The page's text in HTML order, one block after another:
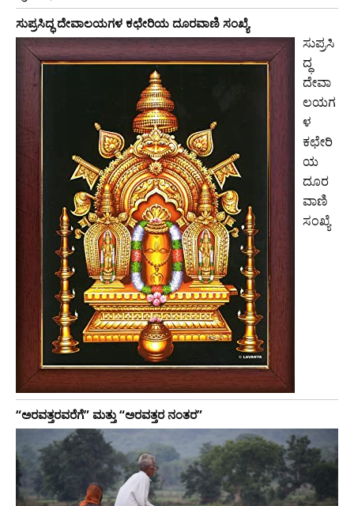
ಸುಪ್ರಸಿದ್ಧ ದೇವಾಲಯಗಳ ಕಛೇರಿಯ ದೂರವಾಣಿ ಸಂಖ್ಯೆ
ಸುಪ್ರಸಿ
ದ್ಧ
ದೇವಾ
ಲಯಗ
ಳ
ಕಛೇರಿ
ಯ
ದೂರ
ವಾಣಿ
ಸಂಖ್ಯೆ
“ಅರವತ್ತರವರೆಗೆ” ಮತ್ತು “ಅರವತ್ತರ ನಂತರ”